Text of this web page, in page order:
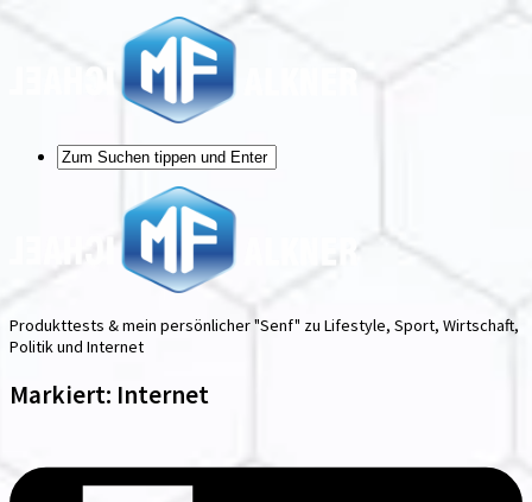
Produkttests & mein persönlicher "Senf" zu Lifestyle, Sport, Wirtschaft,
Politik und Internet
Markiert: Internet